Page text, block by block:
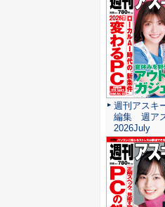
週刊アスキ
編集 週ア
2026July